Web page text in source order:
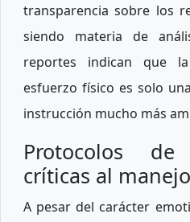
transparencia sobre los
siendo materia de
reportes indican que
esfuerzo físico es solo
instrucción mucho más
Protocolos
críticas al
A pesar del carácter